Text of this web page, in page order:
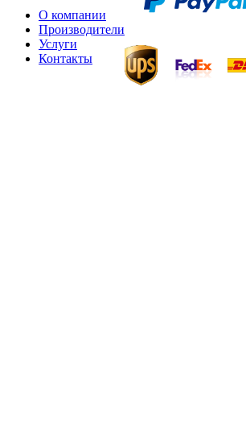
О компании
Производители
Услуги
Контакты